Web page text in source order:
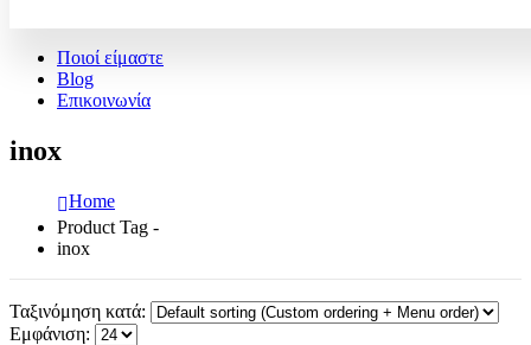
Ποιοί είμαστε
Blog
Επικοινωνία
inox
Home
Product Tag -
inox
Ταξινόμηση κατά:
Εμφάνιση: